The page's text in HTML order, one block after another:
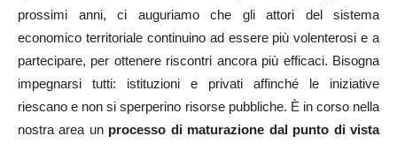
prossimi anni, ci auguriamo che gli attori del sistema
economico territoriale continuino ad essere più volenterosi e a
partecipare, per ottenere riscontri ancora più efficaci. Bisogna
impegnarsi tutti: istituzioni e privati affinché le iniziative
riescano e non si sperperino risorse pubbliche. È in corso nella
nostra area un processo di maturazione dal punto di vista